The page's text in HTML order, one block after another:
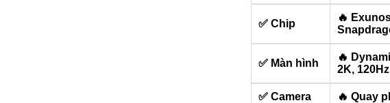
✅ Chip
🔥
✅ Màn hình
🔥
2K, 120Hz
✅ Camera 🔥 Quay